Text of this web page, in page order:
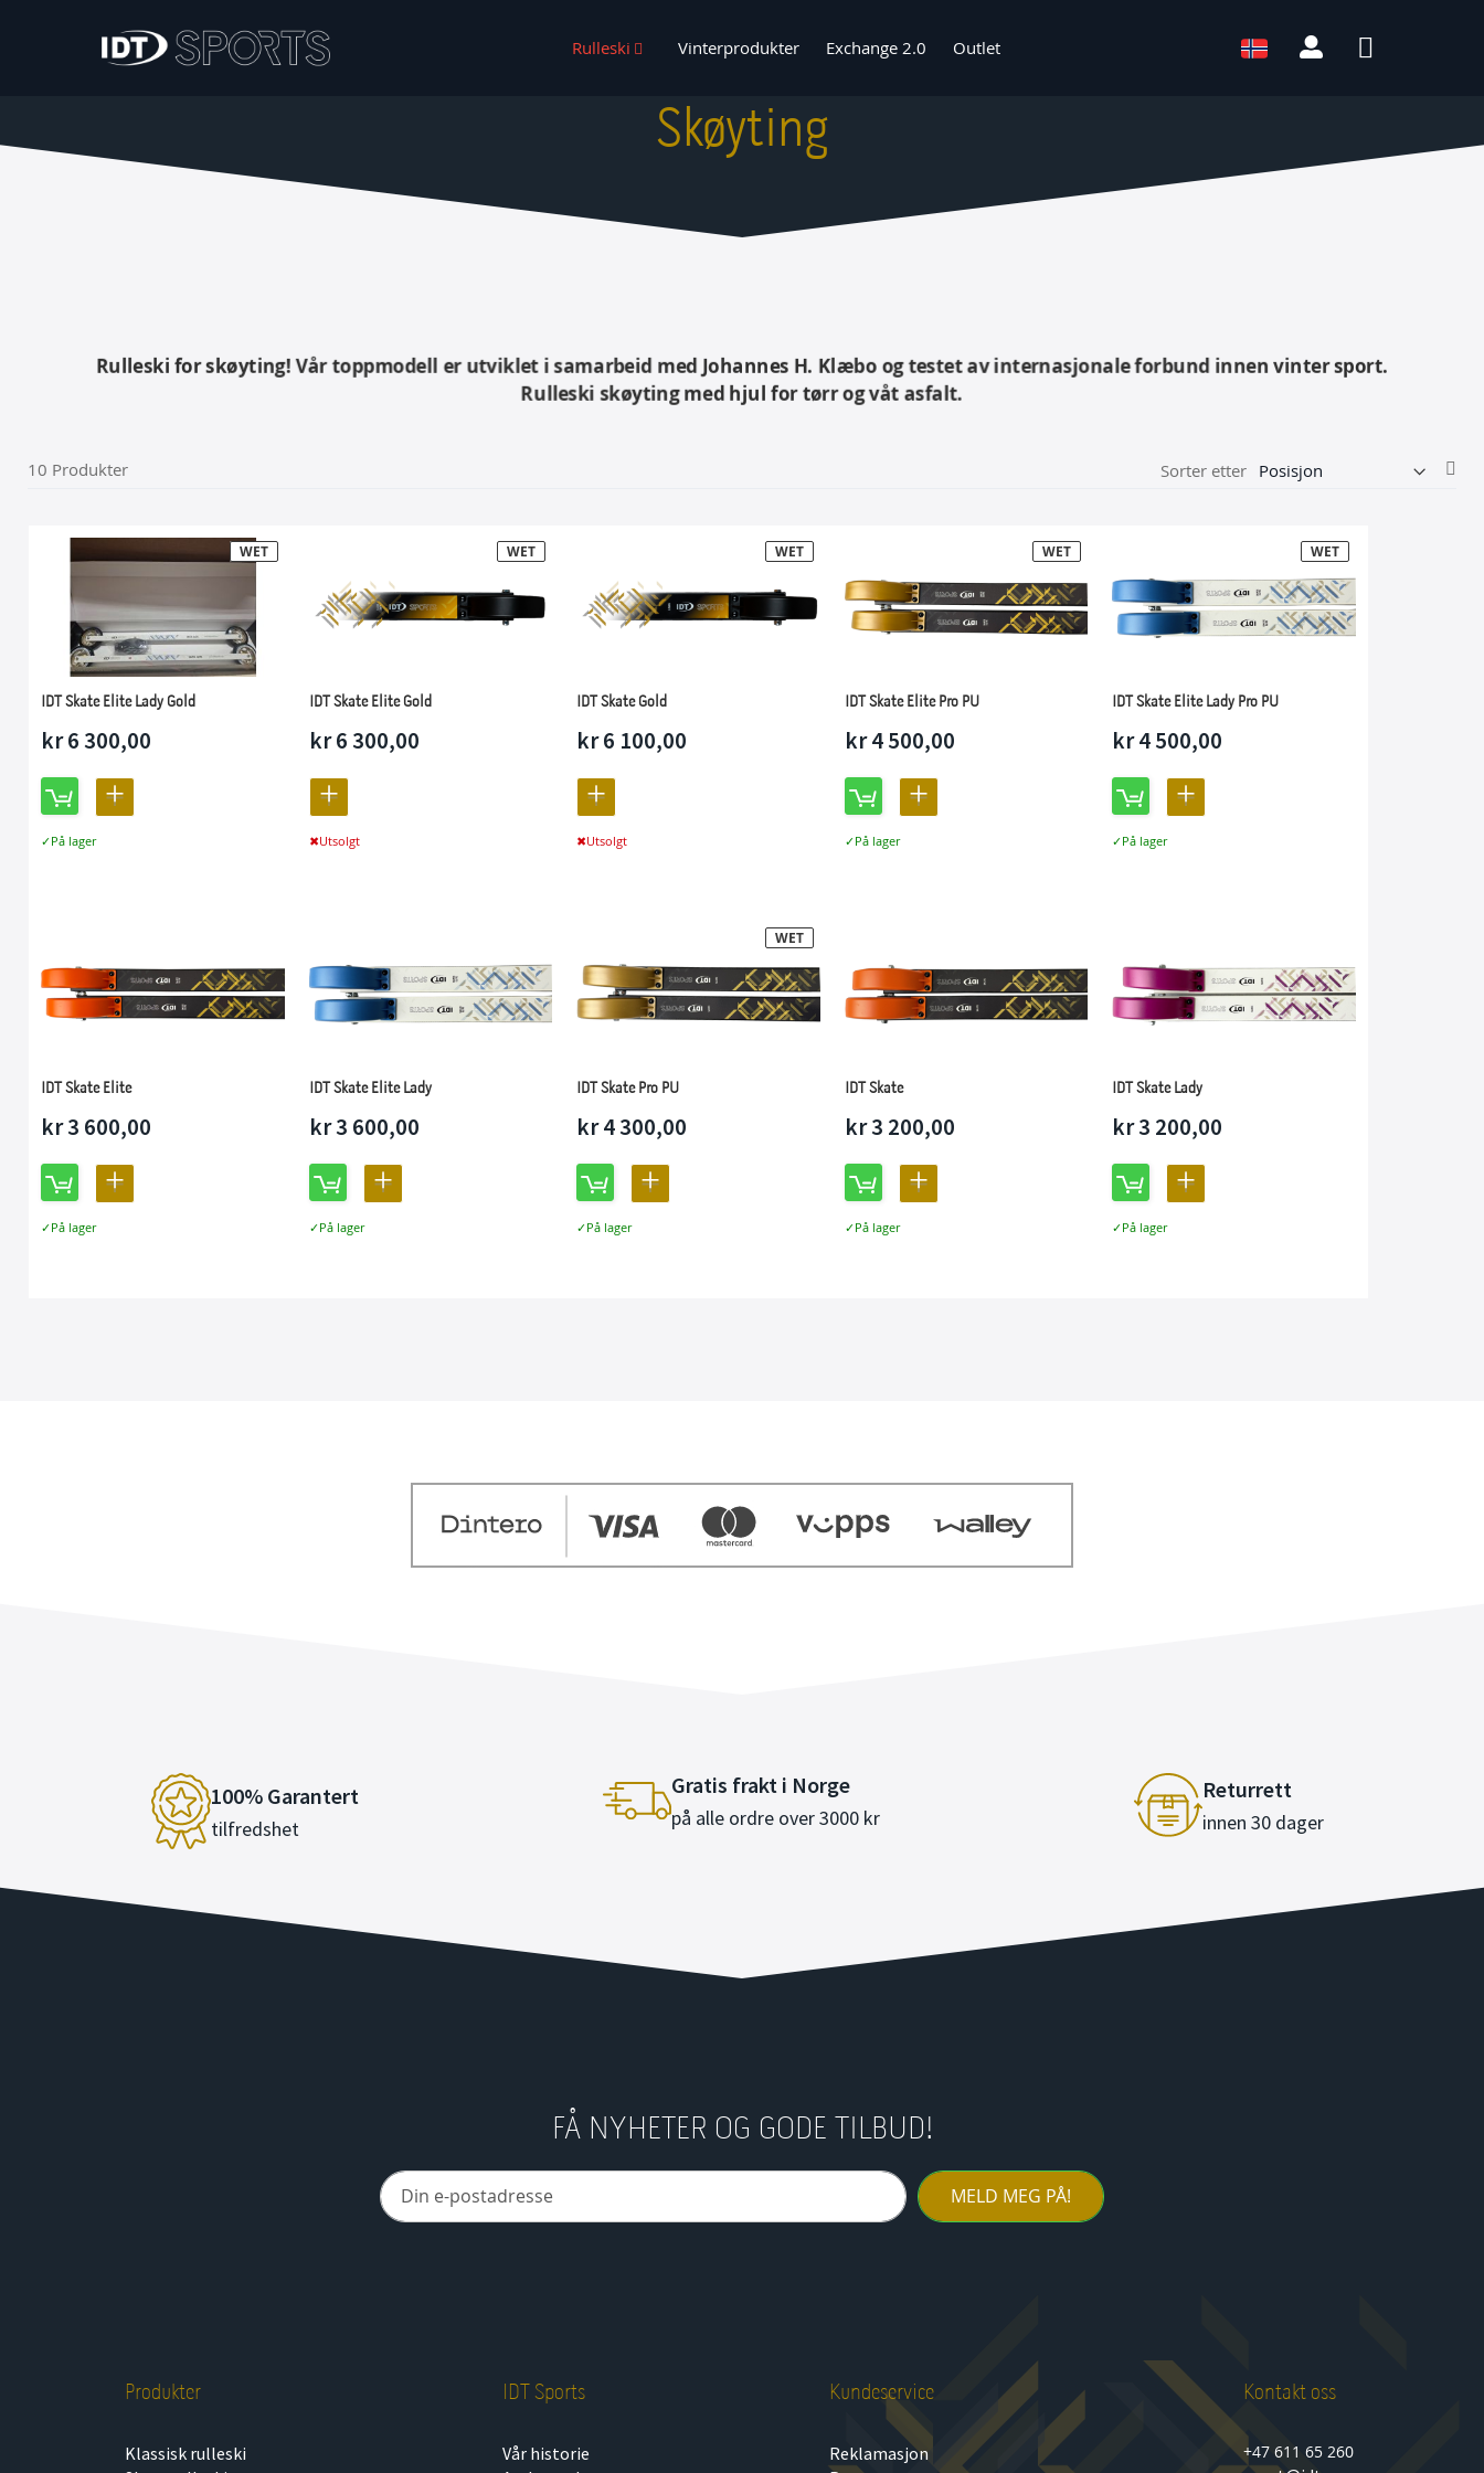
Rulleski Vinterprodukter Exchange 2.0 Outlet Språk
Språk:
Min konto
Skøyting
Rulleski for skøyting! Vår toppmodell er utviklet i samarbeid med Johannes H. Klæbo og testet av internasjonale forbund innen vinter sport.
Rulleski skøyting med hjul for tørr og våt asfalt.
10 Produkter Sorter etter
WET
IDT Skate Elite Lady Gold
kr 6 300,00
LEGG
På lager
WET
IDT Skate Elite Gold
kr 6 300,00
LEGG
Utsolgt
WET
IDT Skate Gold
kr 6 100,00
LEGG
Utsolgt
WET
IDT Skate Elite Pro PU
kr 4 500,00
LEGG
På lager
WET
IDT Skate Elite Lady Pro PU
kr 4 500,00
LEGG
På lager
IDT Skate Elite
kr 3 600,00
LEGG
På lager
IDT Skate Elite Lady
kr 3 600,00
LEGG
På lager
WET
IDT Skate Pro PU
kr 4 300,00
LEGG
På lager
IDT Skate
kr 3 200,00
LEGG
På lager
IDT Skate Lady
kr 3 200,00
LEGG
På lager
100% Garantert
tilfredshet
Gratis frakt i Norge
på alle ordre over 3000 kr
Returrett
innen 30 dager
FÅ NYHETER OG GODE TILBUD!
MELD MEG PÅ!
Produkter
Klassisk rulleski
IDT Sports
Vår historie
Kundeservice
Reklamasjon
Kontakt oss
+47 611 65 260